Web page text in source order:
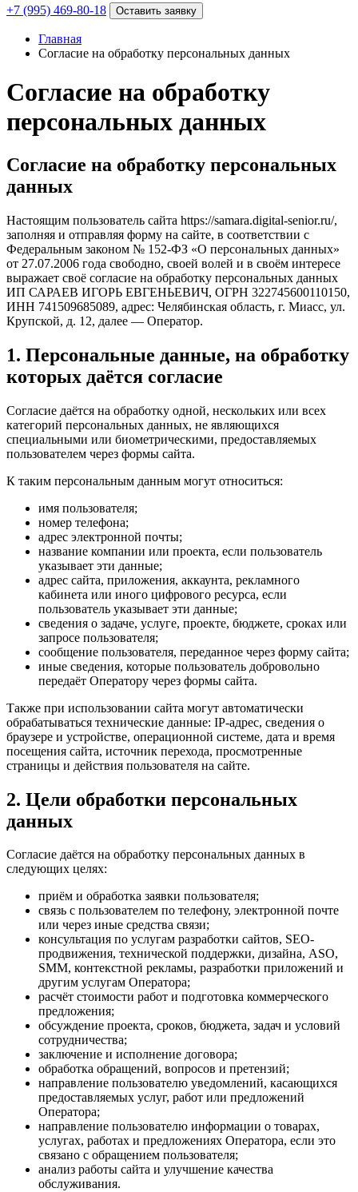
+7 (995) 469-80-18 Оставить заявку
Главная
Согласие на обработку персональных данных
Согласие на обработку
персональных данных
Согласие на обработку персональных
данных
Настоящим пользователь сайта https://samara.digital-senior.ru/,
заполняя и отправляя форму на сайте, в соответствии с
Федеральным законом № 152-ФЗ «О персональных данных»
от 27.07.2006 года свободно, своей волей и в своём интересе
выражает своё согласие на обработку персональных данных
ИП САРАЕВ ИГОРЬ ЕВГЕНЬЕВИЧ, ОГРН 322745600110150,
ИНН 741509685089, адрес: Челябинская область, г. Миасс, ул.
Крупской, д. 12, далее — Оператор.
1. Персональные данные, на обработку
которых даётся согласие
Согласие даётся на обработку одной, нескольких или всех
категорий персональных данных, не являющихся
специальными или биометрическими, предоставляемых
пользователем через формы сайта.
К таким персональным данным могут относиться:
имя пользователя;
номер телефона;
адрес электронной почты;
название компании или проекта, если пользователь
указывает эти данные;
адрес сайта, приложения, аккаунта, рекламного
кабинета или иного цифрового ресурса, если
пользователь указывает эти данные;
сведения о задаче, услуге, проекте, бюджете, сроках или
запросе пользователя;
сообщение пользователя, переданное через форму сайта;
иные сведения, которые пользователь добровольно
передаёт Оператору через формы сайта.
Также при использовании сайта могут автоматически
обрабатываться технические данные: IP-адрес, сведения о
браузере и устройстве, операционной системе, дата и время
посещения сайта, источник перехода, просмотренные
страницы и действия пользователя на сайте.
2. Цели обработки персональных
данных
Согласие даётся на обработку персональных данных в
следующих целях:
приём и обработка заявки пользователя;
связь с пользователем по телефону, электронной почте
или через иные средства связи;
консультация по услугам разработки сайтов, SEO-
продвижения, технической поддержки, дизайна, ASO,
SMM, контекстной рекламы, разработки приложений и
другим услугам Оператора;
расчёт стоимости работ и подготовка коммерческого
предложения;
обсуждение проекта, сроков, бюджета, задач и условий
сотрудничества;
заключение и исполнение договора;
обработка обращений, вопросов и претензий;
направление пользователю уведомлений, касающихся
предоставляемых услуг, работ или предложений
Оператора;
направление пользователю информации о товарах,
услугах, работах и предложениях Оператора, если это
связано с обращением пользователя;
анализ работы сайта и улучшение качества
обслуживания.